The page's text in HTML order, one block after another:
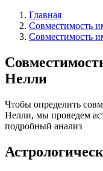
Главная
Совместимость
Совместимость
Нелли
Чтобы определить
Нелли, мы проведем
подробный анализ